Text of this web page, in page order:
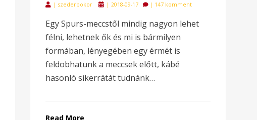
|szederbokor
Posted
|2018-09-17 | 147 komment
Egy Spurs-meccstől mindig nagyon lehet
félni, lehetnek ők és mi is bármilyen
formában, lényegében egy érmét is
feldobhatunk a meccsek előtt, kábé
hasonló sikerrátát tudnánk…
Read More